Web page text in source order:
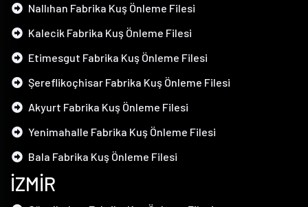
Nallıhan Fabrika Kuş Önleme Filesi
Kalecik Fabrika Kuş Önleme Filesi
Etimesgut Fabrika Kuş Önleme Filesi
Şereflikoçhisar Fabrika Kuş Önleme Filesi
Akyurt Fabrika Kuş Önleme Filesi
Yenimahalle Fabrika Kuş Önleme Filesi
Bala Fabrika Kuş Önleme Filesi
İZMİR